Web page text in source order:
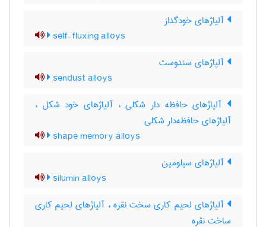
آلیاژهای خودگداز
self-fluxing alloys
آلیاژهای سندوست
sendust alloys
آلیاژهای حافظه دار شکلی ، آلیاژهای خود شکل ،
آلیاژهای حافظه‌دار شکلی
shape memory alloys
آلیاژهای سیلومین
silumin alloys
آلیاژهای لحیم کاری سخت نقره ، آلیاژهای لحیم کاری
ساخت نقره